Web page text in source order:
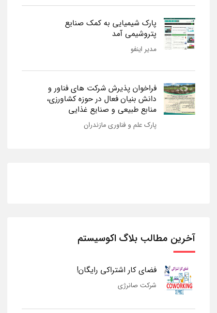
پارک شیمیایی به کمک صنایع
پتروشیمی آمد
مدیر اینفو
فراخوان پذیرش شرکت های فناور و
دانش بنیان فعال در حوزه کشاورزی،
منابع طبیعی و صنایع غذایی
پارک علم و فناوری مازندران
آخرین مطالب بلاگ اکوسیستم
فضای کار اشتراکی رایگان!
شرکت صانرژی